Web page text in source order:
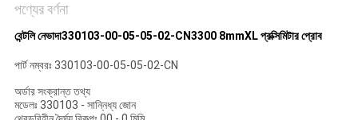
পণ্যের বর্ণনা
বেন্টলি নেভাদা330103-00-05-05-02-CN3300 8mmXL প্রক্সিমিটার প্রোব
পার্ট নম্বরঃ 330103-00-05-05-02-CN
অর্ডার সংক্রান্ত তথ্য
মডেলঃ 330103 - সান্নিধ্য জোন